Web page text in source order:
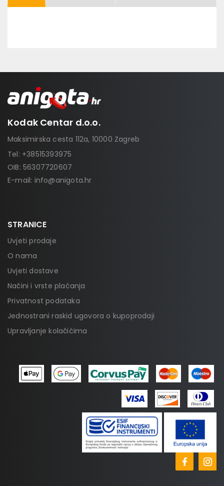
Kodak Centar d.o.o.
Maksimirska cesta 112a, 10000 Zagreb
Tel: +38515393975
OIB: 56307720607
E-mail: info@anigota.hr
STRANICE
Uvjeti prodaje
O nama
Uvjeti dostave
Načini i vrste plaćanja
Privatnost podataka
Jednostrani raskid ugovora o kupoprodaji
Upravljanje kolačićima